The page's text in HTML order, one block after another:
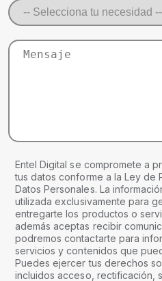
Entel Digital se compromete a
tus datos conforme a la Ley de
Datos Personales. La
utilizada exclusivamente para
entregarte los productos o
además aceptas recibir
podremos contactarte para
servicios y contenidos que
Puedes ejercer tus derechos
incluidos acceso, rectificación,